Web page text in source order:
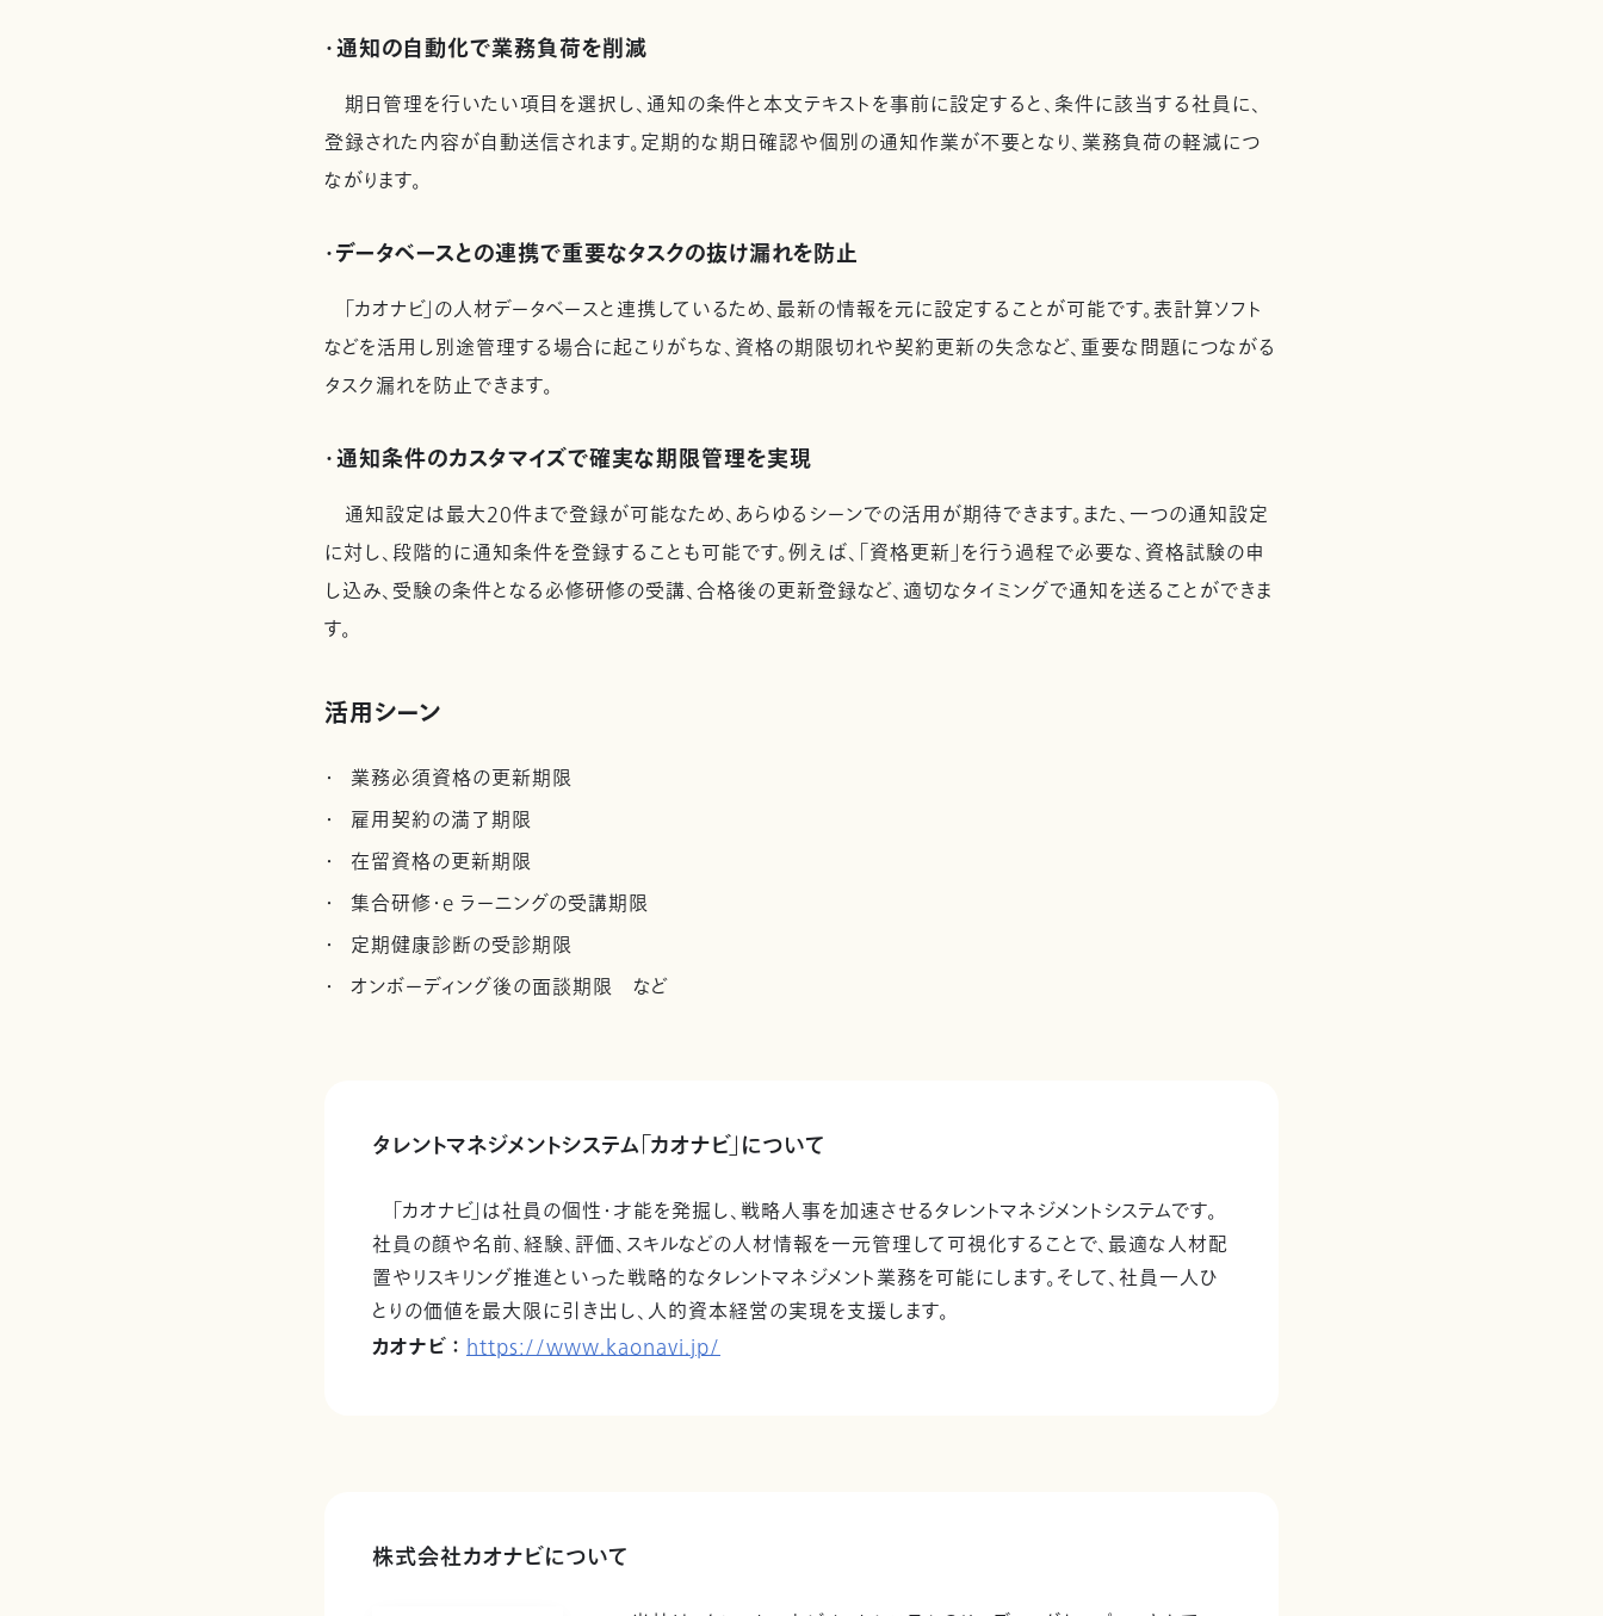
・通知の自動化で業務負荷を削減
期日管理を行いたい項目を選択し、通知の条件と本文テキストを事前に設定すると、条件に該当する社員に、
登録された内容が自動送信されます。定期的な期日確認や個別の通知作業が不要となり、業務負荷の軽減につ
ながります。
・データベースとの連携で重要なタスクの抜け漏れを防止
「カオナビ」の人材データベースと連携しているため、最新の情報を元に設定することが可能です。表計算ソフト
などを活用し別途管理する場合に起こりがちな、資格の期限切れや契約更新の失念など、重要な問題につながる
タスク漏れを防止できます。
・通知条件のカスタマイズで確実な期限管理を実現
通知設定は最大20件まで登録が可能なため、あらゆるシーンでの活用が期待できます。また、一つの通知設定
に対し、段階的に通知条件を登録することも可能です。例えば、「資格更新」を行う過程で必要な、資格試験の申
し込み、受験の条件となる必修研修の受講、合格後の更新登録など、適切なタイミングで通知を送ることができま
す。
活用シーン
業務必須資格の更新期限
雇用契約の満了期限
在留資格の更新期限
集合研修・e ラーニングの受講期限
定期健康診断の受診期限
オンボーディング後の面談期限 など
タレントマネジメントシステム「カオナビ」について
「カオナビ」は社員の個性・才能を発掘し、戦略人事を加速させるタレントマネジメントシステムです。
社員の顔や名前、経験、評価、スキルなどの人材情報を一元管理して可視化することで、最適な人材配
置やリスキリング推進といった戦略的なタレントマネジメント業務を可能にします。そして、社員一人ひ
とりの価値を最大限に引き出し、人的資本経営の実現を支援します。
カオナビ ： https://www.kaonavi.jp/
株式会社カオナビについて